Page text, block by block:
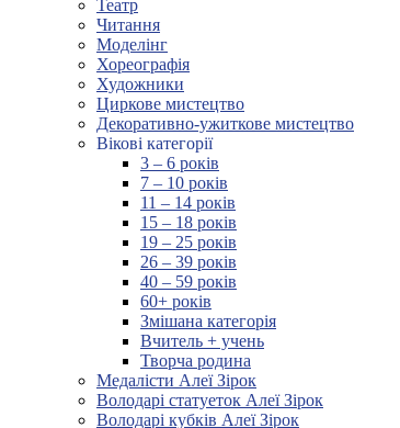
Театр
Читання
Моделінг
Хореографія
Художники
Циркове мистецтво
Декоративно-ужиткове мистецтво
Вікові категорії
3 – 6 років
7 – 10 років
11 – 14 років
15 – 18 років
19 – 25 років
26 – 39 років
40 – 59 років
60+ років
Змішана категорія
Вчитель + учень
Творча родина
Медалісти Алеї Зірок
Володарі статуеток Алеї Зірок
Володарі кубків Алеї Зірок